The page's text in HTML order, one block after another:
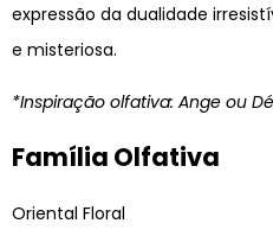
expressão da dualidade
e misteriosa.
*Inspiração olfativa: Ange ou
Família Olfativa
Oriental Floral